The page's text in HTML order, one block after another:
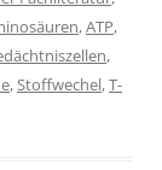
,ATP,
,
,Stoffwechel,T-